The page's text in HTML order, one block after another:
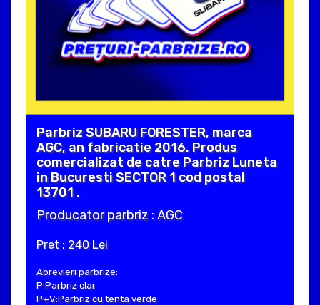
Parbriz SUBARU FORESTER, marca
AGC, an fabricatie 2016. Produs
comercializat de catre Parbriz Luneta
in Bucuresti SECTOR 1 cod postal
13701 .
Producator parbriz : AGC
Pret : 240 Lei
Abrevieri parbrize:
P:Parbriz clar
P+V:Parbriz cu tenta verde